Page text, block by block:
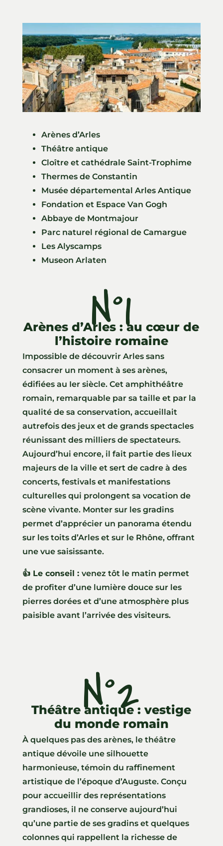
Arènes d’Arles
Théâtre antique
Cloître et cathédrale Saint-Trophime
Thermes de Constantin
Musée départemental Arles Antique
Fondation et Espace Van Gogh
Abbaye de Montmajour
Parc naturel régional de Camargue
Les Alyscamps
Museon Arlaten
N°1
Arènes d’Arles : au cœur de
l’histoire romaine
Impossible de découvrir Arles sans
consacrer un moment à ses arènes,
édifiées au Ier siècle. Cet amphithéâtre
romain, remarquable par sa taille et par la
qualité de sa conservation, accueillait
autrefois des jeux et de grands spectacles
réunissant des milliers de spectateurs.
Aujourd’hui encore, il fait partie des lieux
majeurs de la ville et sert de cadre à des
concerts, festivals et manifestations
culturelles qui prolongent sa vocation de
scène vivante. Monter sur les gradins
permet d’apprécier un panorama étendu
sur les toits d’Arles et sur le Rhône, offrant
une vue saisissante.
👍 Le conseil : venez tôt le matin permet
de profiter d’une lumière douce sur les
pierres dorées et d’une atmosphère plus
paisible avant l’arrivée des visiteurs.
N°2
Théâtre antique : vestige
du monde romain
À quelques pas des arènes, le théâtre
antique dévoile une silhouette
harmonieuse, témoin du raffinement
artistique de l’époque d’Auguste. Conçu
pour accueillir des représentations
grandioses, il ne conserve aujourd’hui
qu’une partie de ses gradins et quelques
colonnes qui rappellent la richesse de